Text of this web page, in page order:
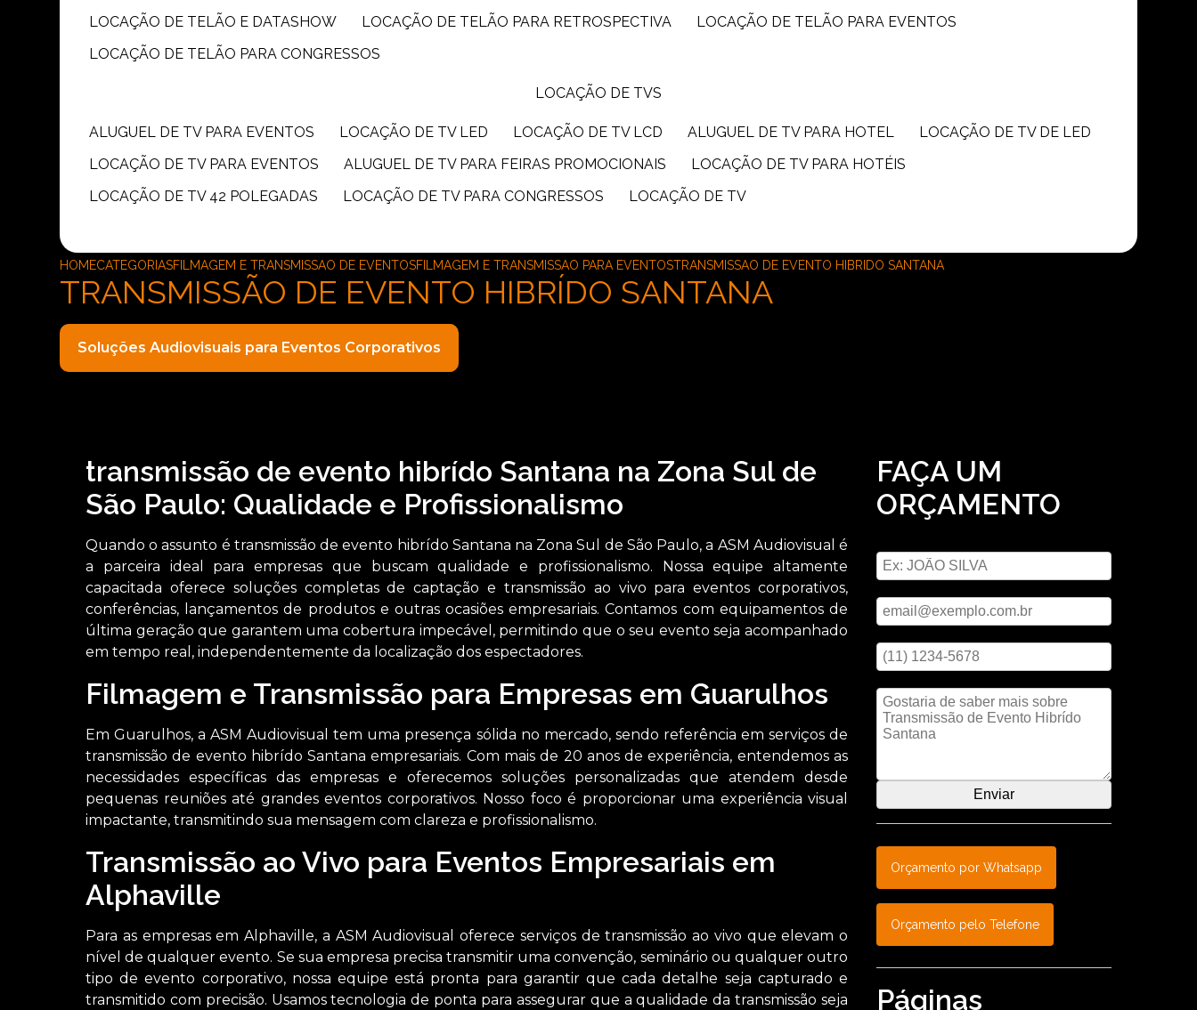
LOCAÇÃO DE TELÃO E DATASHOW
LOCAÇÃO DE TELÃO PARA RETROSPECTIVA
LOCAÇÃO DE TELÃO PARA EVENTOS
LOCAÇÃO DE TELÃO PARA CONGRESSOS
LOCAÇÃO DE TVS
ALUGUEL DE TV PARA EVENTOS LOCAÇÃO DE TV LED LOCAÇÃO DE TV LCD ALUGUEL DE TV PARA HOTEL
LOCAÇÃO DE TV DE LED
LOCAÇÃO DE TV PARA EVENTOS
ALUGUEL DE TV PARA FEIRAS PROMOCIONAIS
LOCAÇÃO DE TV PARA HOTÉIS
LOCAÇÃO DE TV 42 POLEGADAS
LOCAÇÃO DE TV PARA CONGRESSOS LOCAÇÃO DE TV
HOMECATEGORIASFILMAGEM E TRANSMISSAO DE EVENTOSFILMAGEM E TRANSMISSAO PARA EVENTOSTRANSMISSAO DE EVENTO HIBRIDO SANTANA
TRANSMISSÃO DE EVENTO HIBRÍDO SANTANA
Soluções Audiovisuais para Eventos Corporativos
transmissão de evento hibrído Santana na Zona Sul de
São Paulo: Qualidade e Profissionalismo
Quando o assunto é transmissão de evento hibrído Santana na Zona Sul de São Paulo, a ASM Audiovisual é
a parceira ideal para empresas que buscam qualidade e profissionalismo. Nossa equipe altamente
capacitada oferece soluções completas de captação e transmissão ao vivo para eventos corporativos,
conferências, lançamentos de produtos e outras ocasiões empresariais. Contamos com equipamentos de
última geração que garantem uma cobertura impecável, permitindo que o seu evento seja acompanhado
em tempo real, independentemente da localização dos espectadores.
Filmagem e Transmissão para Empresas em Guarulhos
Em Guarulhos, a ASM Audiovisual tem uma presença sólida no mercado, sendo referência em serviços de
transmissão de evento hibrído Santana empresariais. Com mais de 20 anos de experiência, entendemos as
necessidades específicas das empresas e oferecemos soluções personalizadas que atendem desde
pequenas reuniões até grandes eventos corporativos. Nosso foco é proporcionar uma experiência visual
impactante, transmitindo sua mensagem com clareza e profissionalismo.
Transmissão ao Vivo para Eventos Empresariais em
Alphaville
Para as empresas em Alphaville, a ASM Audiovisual oferece serviços de transmissão ao vivo que elevam o
nível de qualquer evento. Se sua empresa precisa transmitir uma convenção, seminário ou qualquer outro
tipo de evento corporativo, nossa equipe está pronta para garantir que cada detalhe seja capturado e
transmitido com precisão. Usamos tecnologia de ponta para assegurar que a qualidade da transmissão seja
FAÇA UM
ORÇAMENTO
Orçamento por Whatsapp
Orçamento pelo Telefone
Páginas